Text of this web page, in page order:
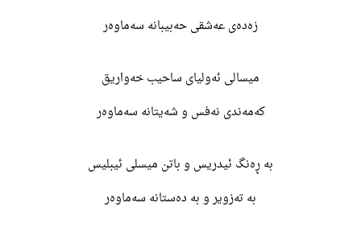
زەدەی عەشقی حەبیبانە سەماوەر
میسالی ئەولیای ساحیب خەواریق
کەمەندی نەفس و شەیتانە سەماوەر
بە ڕەنگ ئیدریس و باتن میسلی ئیبلیس
بە تەزویر و بە دەستانە سەماوەر